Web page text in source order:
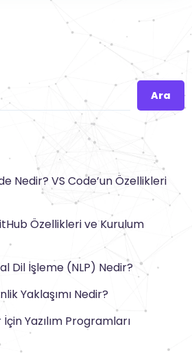
Ara
Nedir? VS Code’un Özellikleri
Özellikleri ve Kurulum
Dil İşleme (NLP) Nedir?
Yaklaşımı Nedir?
Yazılım Programları